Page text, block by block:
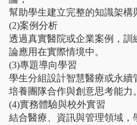
幫助學生建立完整的知識架構
(2)案例分析
透過真實醫院或企業案例，
論應用在實際情境中。
(3)專題導向學習
學生分組設計智慧醫療或永續
培養團隊合作與創意思考能力。
(4)實務體驗與校外實習
結合醫療、資訊與管理領域